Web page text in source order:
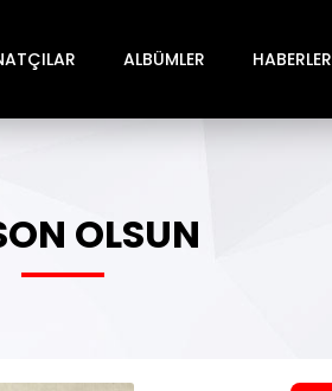
ALBÜMLER HABERLER
OLSUN